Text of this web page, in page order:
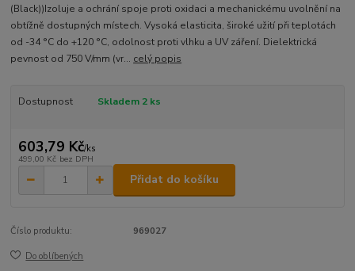
(Black))Izoluje a ochrání spoje proti oxidaci a mechanickému uvolnění na
obtížně dostupných místech. Vysoká elasticita, široké užití při teplotách
od -34 °C do +120 °C, odolnost proti vlhku a UV záření. Dielektrická
pevnost od 750 V/mm (vr... celý popis
Dostupnost Skladem 2 ks
603,79 Kč/ks
499,00 Kč bez DPH
Přidat do košíku
Číslo produktu: 969027
Do oblíbených